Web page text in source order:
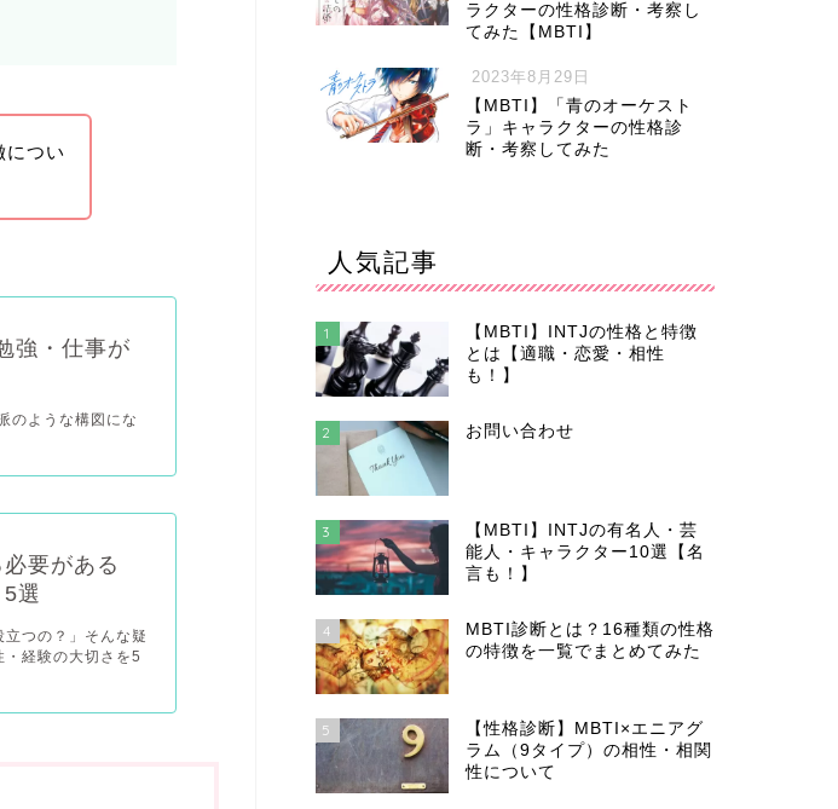
につい
強・仕事が
のような構図にな
要がある
選
立つの？」そんな疑
経験の大切さを5
ラクターの性格診断・考察し
てみた【MBTI】
2023年8月29日
【MBTI】「青のオーケスト
ラ」キャラクターの性格診
断・考察してみた
人気記事
1
【MBTI】INTJの性格と特徴
とは【適職・恋愛・相性
も！】
2 お問い合わせ
3
【MBTI】INTJの有名人・芸
能人・キャラクター10選【名
言も！】
4
MBTI診断とは？16種類の性格
の特徴を一覧でまとめてみた
5
【性格診断】MBTI×エニアグ
ラム（9タイプ）の相性・相関
性について